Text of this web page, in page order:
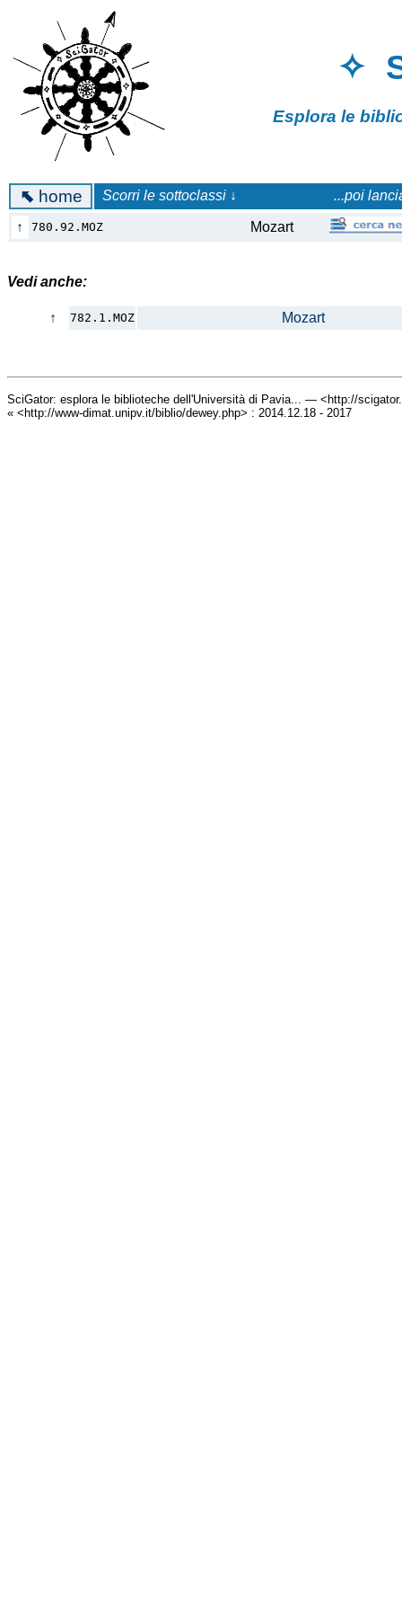
✧
Esplora le
⬉ home Scorri le sottoclassi ↓ ...poi
↑ 780.92.MOZ Mozart
Vedi anche:
↑ 782.1.MOZ Mozart
SciGator: esplora le biblioteche dell'Università di Pavia... — <http://
« <http://www-dimat.unipv.it/biblio/dewey.php> : 2014.12.18 - 2017